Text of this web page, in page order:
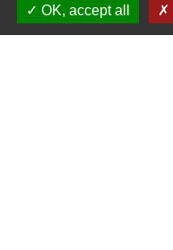
OK, accept all